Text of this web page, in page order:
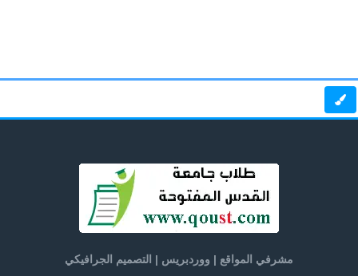
مشرفي المواقع | ووردبريس | التصميم الجرافيكي